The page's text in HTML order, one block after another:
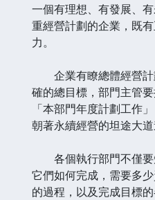
一個有理想、有發展、
重經營計劃的企業，既
力。
企業有瞭總體經營計
確的總目標，部門主管
「本部門年度計劃工作
朝著永續經營的坦途大道
各個執行部門不僅要
它們如何完成，需要多
的過程，以及完成目標的